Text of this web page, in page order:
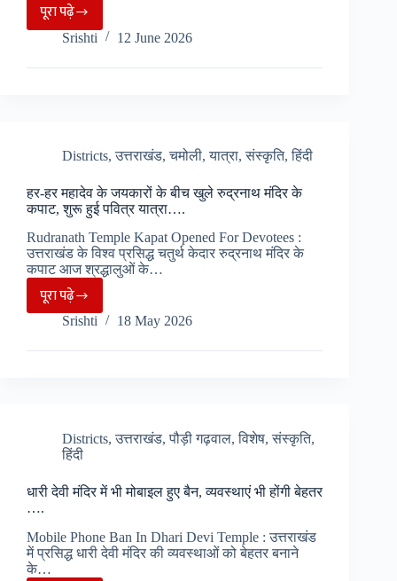
पूरा पढ़ेकैंची
धाम
में
लगेगा
मेला,
श्रद्धालुओं
की
उमड़ेगी
भीड़.
Srishti 12 June 2026
Districts,उत्तराखंड,चमोली,यात्रा,संस्कृति,हिंदी
हर-हर महादेव के जयकारों के बीच खुले रुद्रनाथ मंदिर के
कपाट, शुरू हुई पवित्र यात्रा….
Rudranath Temple Kapat Opened For Devotees :
उत्तराखंड के विश्व प्रसिद्ध चतुर्थ केदार रुद्रनाथ मंदिर के
कपाट आज श्रद्धालुओं के…
पूरा पढ़े
हर-
हर
महादेव
बीच
खुले
रुद्रनाथ
के
कपाट,
Srishti 18 May 2026
Districts,उत्तराखंड,पौड़ी गढ़वाल,विशेष,संस्कृति,
हिंदी
धारी देवी मंदिर में भी मोबाइल हुए बैन, व्यवस्थाएं भी होंगी बेहतर
….
Mobile Phone Ban In Dhari Devi Temple : उत्तराखंड
में प्रसिद्ध धारी देवी मंदिर की व्यवस्थाओं को बेहतर बनाने
के…